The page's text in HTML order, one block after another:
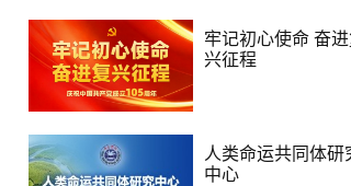
牢记初心使命 奋
兴征程
人类命运共同体研
中心